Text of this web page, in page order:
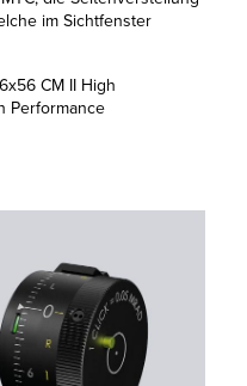
im Sichtfenster
CM II High
Performance